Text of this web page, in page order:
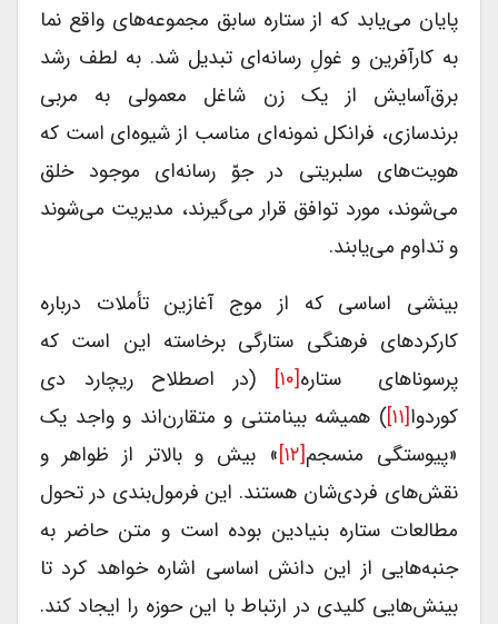
پایان می‌یابد که از ستاره سابق مجموعه‌های واقع نما
به کارآفرین و غولِ رسانه‌ای تبدیل شد. به لطف رشد
برق‌آسایش از یک زن شاغل معمولی به مربی
برندسازی، فرانکل نمونه‌ای مناسب از شیوه‌ای است که
هویت‌های سلبریتی در جوّ رسانه‌ای موجود خلق
می‌شوند، مورد توافق قرار می‌گیرند، مدیریت می‌شوند
و تداوم می‌یابند.
بینشی اساسی که از موج آغازین تأملات درباره
کارکردهای فرهنگی ستارگی برخاسته این است که
پرسوناهای ستاره[۱۰]
(در اصطلاح ریچارد دی
کوردوا[۱۱] ) همیشه بینامتنی و متقارن‌اند و واجد یک
«پیوستگی منسجم[۱۲]
» بیش و بالاتر از ظواهر و
نقش‌های فردی‌شان هستند. این فرمول‌بندی در تحول
مطالعات ستاره بنیادین بوده است و متن حاضر به
جنبه‌هایی از این دانش اساسی اشاره خواهد کرد تا
بینش‌هایی کلیدی در ارتباط با این حوزه را ایجاد کند.